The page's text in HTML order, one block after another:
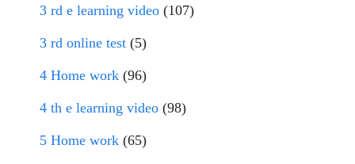
3 rd e learning video (107)
3 rd online test (5)
4 Home work (96)
4 th e learning video (98)
5 Home work (65)